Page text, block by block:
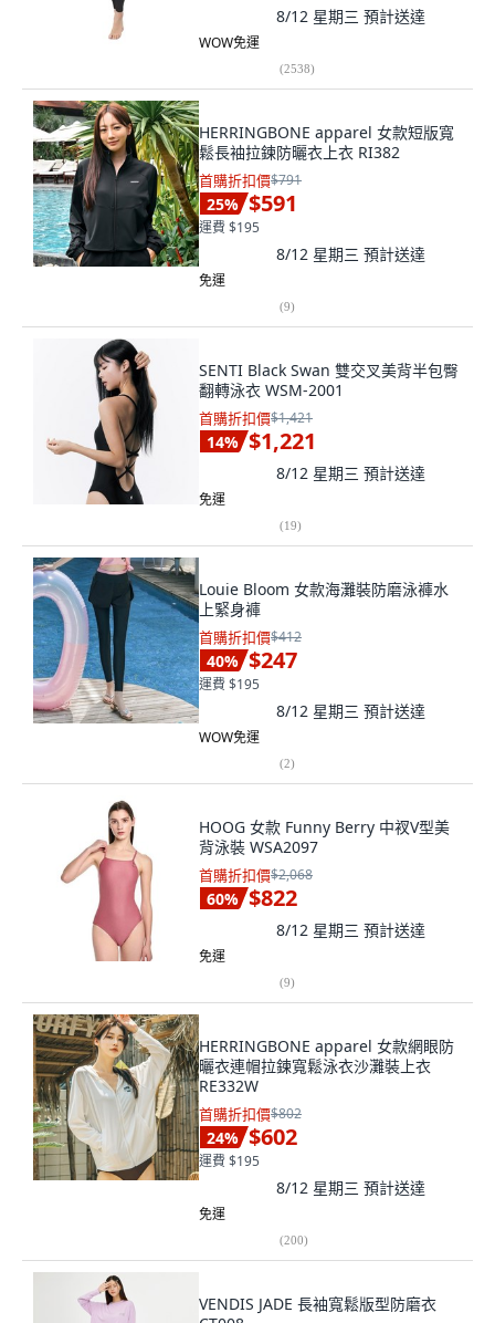
8/12 星期三 預計送達
WOW免運
(2538)
HERRINGBONE apparel 女款短版寬
鬆長袖拉鍊防曬衣上衣 RI382
首購折扣價$791
25% $591
運費 $195
8/12 星期三 預計送達
免運
(9)
SENTI Black Swan 雙交叉美背半包臀
翻轉泳衣 WSM-2001
首購折扣價$1,421
14% $1,221
8/12 星期三 預計送達
免運
(19)
Louie Bloom 女款海灘裝防磨泳褲水
上緊身褲
首購折扣價$412
40% $247
運費 $195
8/12 星期三 預計送達
WOW免運
(2)
HOOG 女款 Funny Berry 中衩V型美
背泳裝 WSA2097
首購折扣價$2,068
60% $822
8/12 星期三 預計送達
免運
(9)
HERRINGBONE apparel 女款網眼防
曬衣連帽拉鍊寬鬆泳衣沙灘裝上衣
RE332W
首購折扣價$802
24% $602
運費 $195
8/12 星期三 預計送達
免運
(200)
VENDIS JADE 長袖寬鬆版型防磨衣